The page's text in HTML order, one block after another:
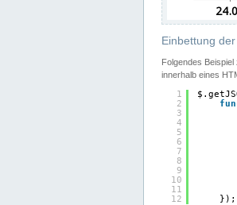
Einbettung
Folgendes
innerhalb eines
1
2
3
4
5
6
7
8
9
10
11
12
});